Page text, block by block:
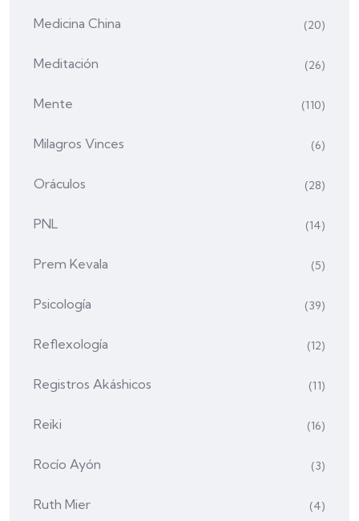
Medicina China (20)
Meditación (26)
Mente (110)
Milagros Vinces (6)
Oráculos (28)
PNL (14)
Prem Kevala (5)
Psicología (39)
Reflexología (12)
Registros Akáshicos (11)
Reiki (16)
Rocío Ayón (3)
Ruth Mier (4)